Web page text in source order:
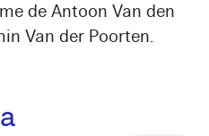
de Antoon Van den
Van der Poorten.